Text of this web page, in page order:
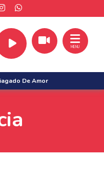
De Amor
MENU